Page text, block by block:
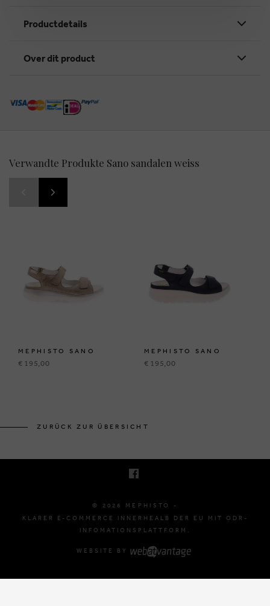
Productdetails
Over dit product
Verwandte Produkte Sano sandalen weiss
MEPHISTO SANO
€ 195,00
MEPHISTO SANO
€ 195,00
ZURÜCK ZUR ÜBERSICHT
© 2026 MEPHISTO -
KLARER E-COMMERCE INNERHEALB DER EU MIT ODR-
INFOMATIONSPLATTFORM.
WEBSITE BY